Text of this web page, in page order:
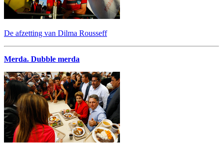
De afzetting van Dilma Rousseff
Merda. Dubble merda